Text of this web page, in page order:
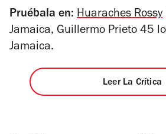
Pruébala en: Huaraches Rossy
Jamaica, Guillermo Prieto 45
Jamaica.
Leer La Crítica